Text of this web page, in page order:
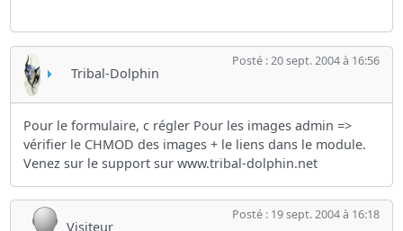
Tribal-Dolphin
Posté : 20 sept. 2004 à 16:56
Pour le formulaire, c régler Pour les images admin =>
vérifier le CHMOD des images + le liens dans le module.
Venez sur le support sur www.tribal-dolphin.net
Visiteur
Posté : 19 sept. 2004 à 16:18